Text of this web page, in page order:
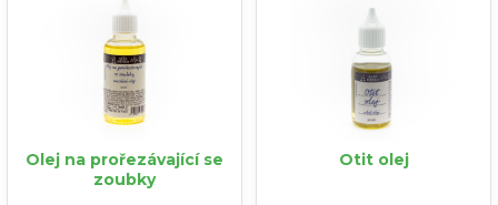
Olej na prořezávající se
zoubky
Otit olej